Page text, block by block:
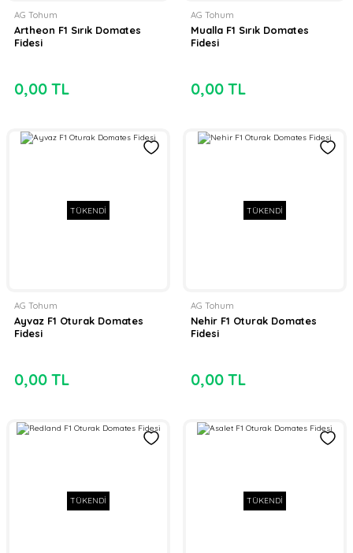
AG Tohum
Artheon F1 Sırık Domates
Fidesi
0,00 TL
AG Tohum
Mualla F1 Sırık Domates
Fidesi
0,00 TL
TÜKENDİ
AG Tohum
Ayvaz F1 Oturak Domates
Fidesi
0,00 TL
TÜKENDİ
AG Tohum
Nehir F1 Oturak Domates
Fidesi
0,00 TL
TÜKENDİ TÜKENDİ